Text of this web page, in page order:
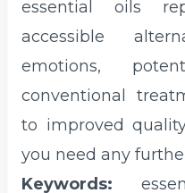
essential oils
accessible
emotions,
conventional
to improved
you need any
Keywords: